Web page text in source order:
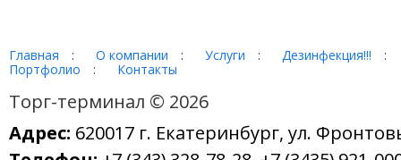
Дезинфекция!!!
Портфолио
Контакты
Торг-терминал © 2026
Адрес: 620017 г. Екатеринбург, ул.
Телефон: +7 (343) 328-78-28, +7 (3435) 921-